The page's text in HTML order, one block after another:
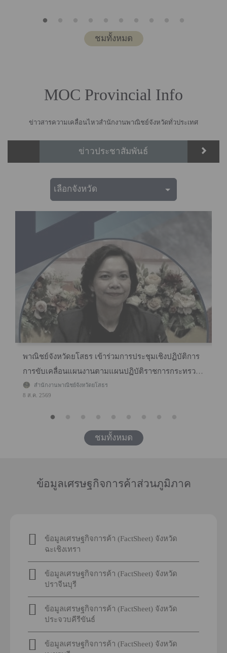
อินโดนีเซีย
ชมทั้งหมด
MOC Provincial Info
ข่าวสารความเคลื่อนไหวสำนักงานพาณิชย์จังหวัดทั่วประเทศ
ข่าวประชาสัมพันธ์
พาณิชย์จังหวัดยโสธร เข้าร่วมการประชุมเชิงปฏิบัติการ
การขับเคลื่อนแผนงานตามแผนปฏิบัติราชการกระทรวง
พาณิชย์ ปี พ.ศ. 2569-2571 ของสำนักงานพาณิชย์ภาค
สำนักงานพาณิชย์จังหวัดยโสธร
8 ส.ค. 2569
ชมทั้งหมด
ข้อมูลเศรษฐกิจการค้าส่วนภูมิภาค
ข้อมูลเศรษฐกิจการค้า (FactSheet) จังหวัด
ฉะเชิงเทรา
ข้อมูลเศรษฐกิจการค้า (FactSheet) จังหวัด
ปราจีนบุรี
ข้อมูลเศรษฐกิจการค้า (FactSheet) จังหวัด
ประจวบคีรีขันธ์
ข้อมูลเศรษฐกิจการค้า (FactSheet) จังหวัด